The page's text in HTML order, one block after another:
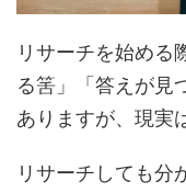
リサーチを始める
る筈」「答えが見
ありますが、現実
リサーチしても分